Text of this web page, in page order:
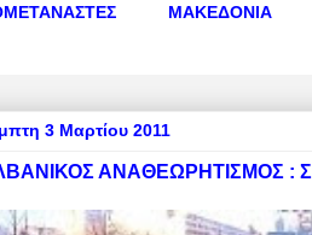
ΜΑΚΕΔΟΝΙΑ
3 Μαρτίου 2011
ΑΝΑΘΕΩΡΗΤΙΣΜΟΣ :